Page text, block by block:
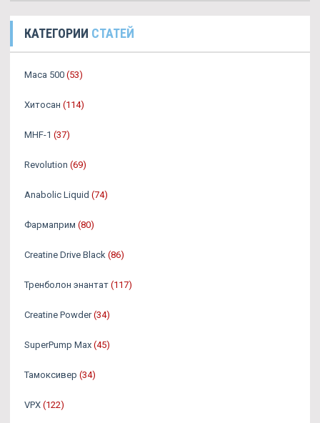
КАТЕГОРИИ СТАТЕЙ
Maca 500 (53)
Хитосан (114)
MHF-1 (37)
Revolution (69)
Anabolic Liquid (74)
Фармаприм (80)
Creatine Drive Black (86)
Тренболон энантат (117)
Creatine Powder (34)
SuperPump Max (45)
Тамоксивер (34)
VPX (122)